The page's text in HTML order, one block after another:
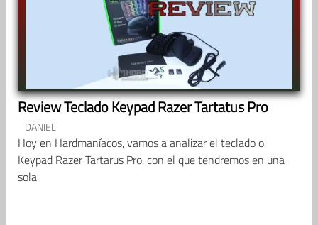
Review Teclado Keypad Razer Tartatus Pro
DANIEL
Hoy en Hardmaníacos, vamos a analizar el teclado o
Keypad Razer Tartarus Pro, con el que tendremos en una
sola